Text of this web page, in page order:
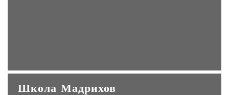
Школа Мадрихов